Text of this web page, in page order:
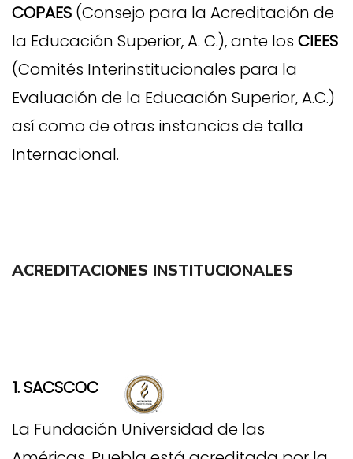
COPAES (Consejo para la Acreditación de
la Educación Superior, A. C.), ante los CIEES
(Comités Interinstitucionales para la
Evaluación de la Educación Superior, A.C.)
así como de otras instancias de talla
Internacional.
ACREDITACIONES INSTITUCIONALES
1. SACSCOC
La Fundación Universidad de las